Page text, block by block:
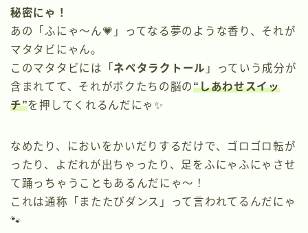
秘密にゃ！
あの「ふにゃ〜ん💗」ってなる夢のような香り、それが
マタタビにゃん。
このマタタビには「 ネペタラクトール 」っていう成分が
含まれてて、それがボクたちの脳の“しあわせスイッ
チ”を押してくれるんだにゃ✨
なめたり、においをかいだりするだけで、ゴロゴロ転が
ったり、よだれが出ちゃったり、足をふにゃふにゃさせ
て踊っちゃうこともあるんだにゃ〜！
これは通称「またたびダンス」って言われてるんだにゃ
🐾